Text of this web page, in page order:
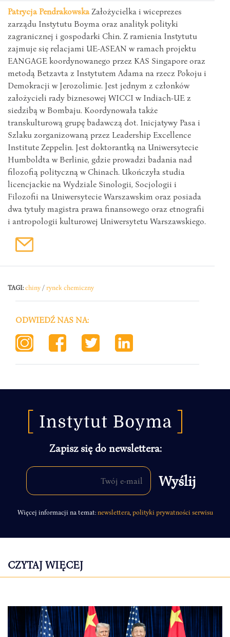
Patrycja Pendrakowska Założycielka i wiceprezes
zarządu Instytutu Boyma oraz analityk polityki
zagranicznej i gospodarki Chin. Z ramienia Instytutu
zajmuje się relacjami UE-ASEAN w ramach projektu
EANGAGE koordynowanego przez KAS Singapore oraz
metodą Betzavta z Instytutem Adama na rzecz Pokoju i
Demokracji w Jerozolimie. Jest jednym z członków
założycieli rady biznesowej WICCI w Indiach-UE z
siedzibą w Bombaju. Koordynowała także
transkulturową grupę badawczą dot. Inicjatywy Pasa i
Szlaku zorganizowaną przez Leadership Excellence
Institute Zeppelin. Jest doktorantką na Uniwersytecie
Humboldta w Berlinie, gdzie prowadzi badania nad
filozofią polityczną w Chinach. Ukończyła studia
licencjackie na Wydziale Sinologii, Socjologii i
Filozofii na Uniwersytecie Warszawskim oraz posiada
dwa tytuły magistra prawa finansowego oraz etnografii
i antropologii kulturowej Uniwersytetu Warszawskiego.
TAGI:chiny /rynek chemiczny
ODWIEDŹ NAS NA:
Zapisz się do newslettera:
Więcej informacji na temat:newslettera polityki prywatności serwisu
CZYTAJ WIĘCEJ